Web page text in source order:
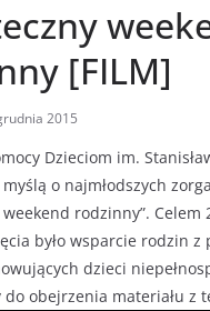
[FILM]
2015
Dzieciom im.
o najmłodszych
weekend rodzinny”. Celem
było wsparcie rodzin z
dzieci
do obejrzenia materiału z